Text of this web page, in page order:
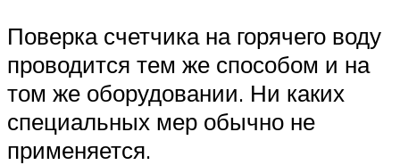
Поверка счетчика на горячего воду
проводится тем же способом и на
том же оборудовании. Ни каких
специальных мер обычно не
применяется.